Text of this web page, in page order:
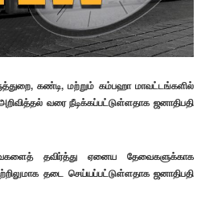
கண்டி, மற்றும் கம்பஹா மாவட்டங்களில்
வரை நீடிக்கப்பட்டுள்ளதாக ஜனாதிபதி
தவிர்த்து ஏனைய தேவைகளுக்காக
தடை செய்யப்பட்டுள்ளதாக ஜனாதிபதி